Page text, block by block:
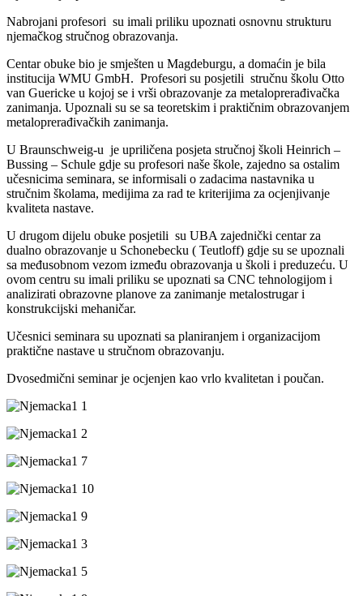
Nabrojani profesori su imali priliku upoznati osnovnu strukturu
njemačkog stručnog obrazovanja.
Centar obuke bio je smješten u Magdeburgu, a domaćin je bila
institucija WMU GmbH. Profesori su posjetili stručnu školu Otto
van Guericke u kojoj se i vrši obrazovanje za metaloprerađivačka
zanimanja. Upoznali su se sa teoretskim i praktičnim obrazovanjem
metaloprerađivačkih zanimanja.
U Braunschweig-u je upriličena posjeta stručnoj školi Heinrich –
Bussing – Schule gdje su profesori naše škole, zajedno sa ostalim
učesnicima seminara, se informisali o zadacima nastavnika u
stručnim školama, medijima za rad te kriterijima za ocjenjivanje
kvaliteta nastave.
U drugom dijelu obuke posjetili su UBA zajednički centar za
dualno obrazovanje u Schonebecku ( Teutloff) gdje su se upoznali
sa međusobnom vezom između obrazovanja u školi i preduzeću. U
ovom centru su imali priliku se upoznati sa CNC tehnologijom i
analizirati obrazovne planove za zanimanje metalostrugar i
konstrukcijski mehaničar.
Učesnici seminara su upoznati sa planiranjem i organizacijom
praktične nastave u stručnom obrazovanju.
Dvosedmični seminar je ocjenjen kao vrlo kvalitetan i poučan.